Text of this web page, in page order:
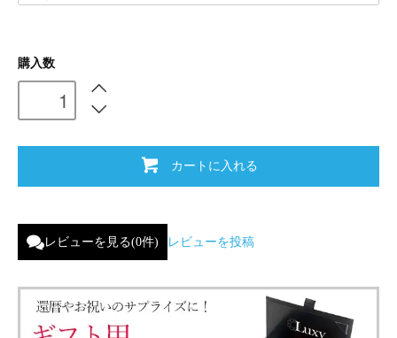
購入数
カートに入れる
レビューを見る(0件) レビューを投稿